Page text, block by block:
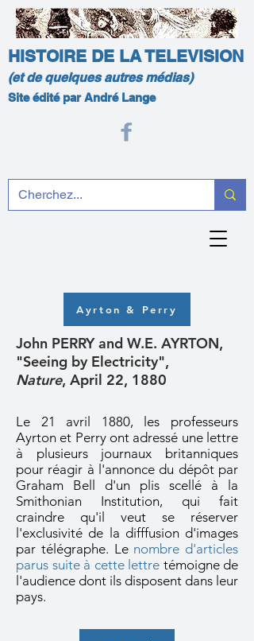
HISTOIRE DE LA TELEVISION
(et de quelques autres médias)
Site édité par André Lange
Ayrton & Perry
John PERRY and W.E. AYRTON,
"Seeing by Electricity",
Nature, April 22, 1880
Le 21 avril 1880, les professeurs
Ayrton et Perry ont adressé une lettre
à plusieurs journaux britanniques
pour réagir à l'annonce du dépôt par
Graham Bell d'un plis scellé à la
Smithonian Institution, qui fait
craindre qu'il veut se réserver
l'exclusivité de la difffusion d'images
par télégraphe. Le nombre d'articles
parus suite à cette lettre témoigne de
l'audience dont ils disposent dans leur
pays.